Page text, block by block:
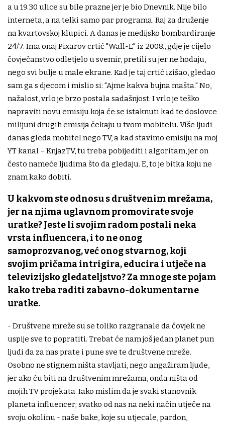
a u 19.30 ulice su bile prazne jer je bio Dnevnik. Nije bilo
interneta, a na telki samo par programa. Raj za druženje
na kvartovskoj klupici. A danas je medijsko bombardiranje
24/7. Ima onaj Pixarov crtić "Wall-E" iz 2008., gdje je cijelo
čovječanstvo odletjelo u svemir, pretili su jer ne hodaju,
nego svi bulje u male ekrane. Kad je taj crtić izišao, gledao
sam ga s djecom i mislio si: "Ajme kakva bujna mašta." No,
nažalost, vrlo je brzo postala sadašnjost. I vrlo je teško
napraviti novu emisiju koja će se istaknuti kad te doslovce
milijuni drugih emisija čekaju u tvom mobitelu. Više ljudi
danas gleda mobitel nego TV, a kad stavimo emisiju na moj
YT kanal – KnjazTV, tu treba pobijediti i algoritam, jer on
često nameće ljudima što da gledaju. E, to je bitka koju ne
znam kako dobiti.
U kakvom ste odnosu s društvenim mrežama,
jer na njima uglavnom promovirate svoje
uratke? Jeste li svojim radom postali neka
vrsta influencera, i to ne onog
samoprozvanog, već onog stvarnog, koji
svojim pričama intrigira, educira i utječe na
televizijsko gledateljstvo? Za mnoge ste pojam
kako treba raditi zabavno-dokumentarne
uratke.
- Društvene mreže su se toliko razgranale da čovjek ne
uspije sve to popratiti. Trebat će nam još jedan planet pun
ljudi da za nas prate i pune sve te društvene mreže.
Osobno ne stignem ništa stavljati, nego angažiram ljude,
jer ako ću biti na društvenim mrežama, onda ništa od
mojih TV projekata. Iako mislim da je svaki stanovnik
planeta influencer; svatko od nas na neki način utječe na
svoju okolinu - naše bake, koje su utjecale, pardon,